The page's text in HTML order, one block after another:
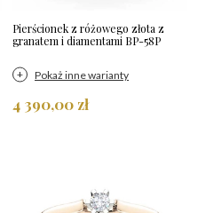
Pierścionek z różowego złota z
granatem i diamentami BP-58P
Pokaż inne warianty
4 390,00 zł